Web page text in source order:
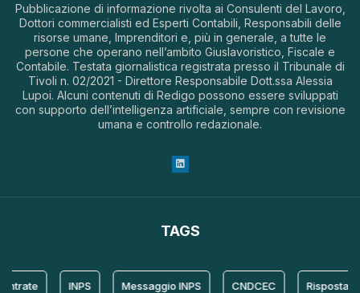
Pubblicazione di informazione rivolta ai Consulenti del Lavoro,
Dottori commercialisti ed Esperti Contabili, Responsabili delle
risorse umane, Imprenditori e, più in generale, a tutte le
persone che operano nell’ambito Giuslavoristico, Fiscale e
Contabile. Testata giornalistica registrata presso il Tribunale di
Tivoli n. 02/2021 - Direttore Responsabile Dott.ssa Alessia
Lupoi. Alcuni contenuti di Redigo possono essere sviluppati
con supporto dell’intelligenza artificiale, sempre con revisione
umana e controllo redazionale.
TAGS
Messaggio INPS CNDCEC Risposta